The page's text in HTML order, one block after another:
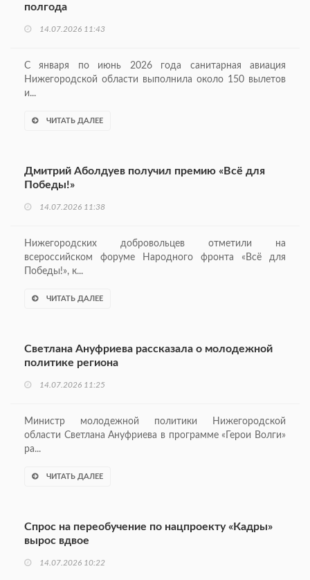
полгода
14.07.2026 11:43
С января по июнь 2026 года санитарная авиация
Нижегородской области выполнила около 150 вылетов
и...
ЧИТАТЬ ДАЛЕЕ
Дмитрий Аболдуев получил премию «Всё для
Победы!»
14.07.2026 11:38
Нижегородских добровольцев отметили на
всероссийском форуме Народного фронта «Всё для
Победы!», к...
ЧИТАТЬ ДАЛЕЕ
Светлана Ануфриева рассказала о молодежной
политике региона
14.07.2026 11:25
Министр молодежной политики Нижегородской
области Светлана Ануфриева в программе «Герои Волги»
ра...
ЧИТАТЬ ДАЛЕЕ
Спрос на переобучение по нацпроекту «Кадры»
вырос вдвое
14.07.2026 10:22